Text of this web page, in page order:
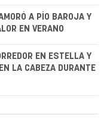
A PÍO BAROJA Y
EN VERANO
EN ESTELLA Y
LA CABEZA DURANTE